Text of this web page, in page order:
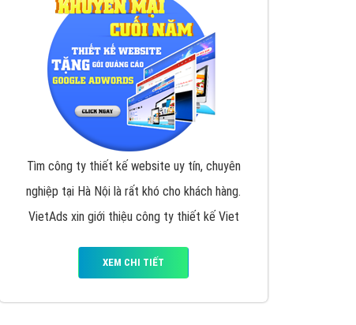
VietAds triển khai dịch vụ quảng cáo Banner
Google Display Network cho các khách hàng
Doanh Nghiệp muốn đặt Banner
XEM CHI TIẾT
Thiết kế Website